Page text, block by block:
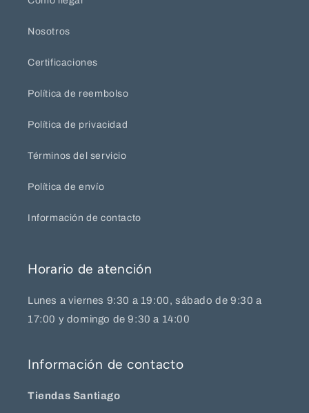
Nosotros
Certificaciones
Política de reembolso
Política de privacidad
Términos del servicio
Política de envío
Información de contacto
Horario de atención
Lunes a viernes 9:30 a 19:00, sábado de 9:30 a
17:00 y domingo de 9:30 a 14:00
Información de contacto
Tiendas Santiago